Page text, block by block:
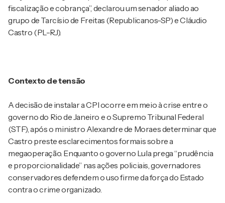
fiscalização e cobrança”, declarou um senador aliado ao
grupo de Tarcísio de Freitas (Republicanos-SP) e Cláudio
Castro (PL-RJ).
Contexto de tensão
A decisão de instalar a CPI ocorre em meio à crise entre o
governo do Rio de Janeiro e o Supremo Tribunal Federal
(STF), após o ministro Alexandre de Moraes determinar que
Castro preste esclarecimentos formais sobre a
megaoperação. Enquanto o governo Lula prega “prudência
e proporcionalidade” nas ações policiais, governadores
conservadores defendem o uso firme da força do Estado
contra o crime organizado.